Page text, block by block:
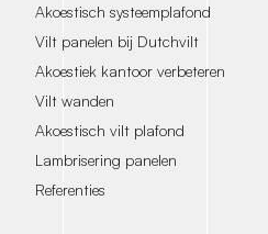
Akoestisch systeemplafond
Vilt panelen bij Dutchvilt
Akoestiek kantoor verbeteren
Vilt wanden
Akoestisch vilt plafond
Lambrisering panelen
Referenties